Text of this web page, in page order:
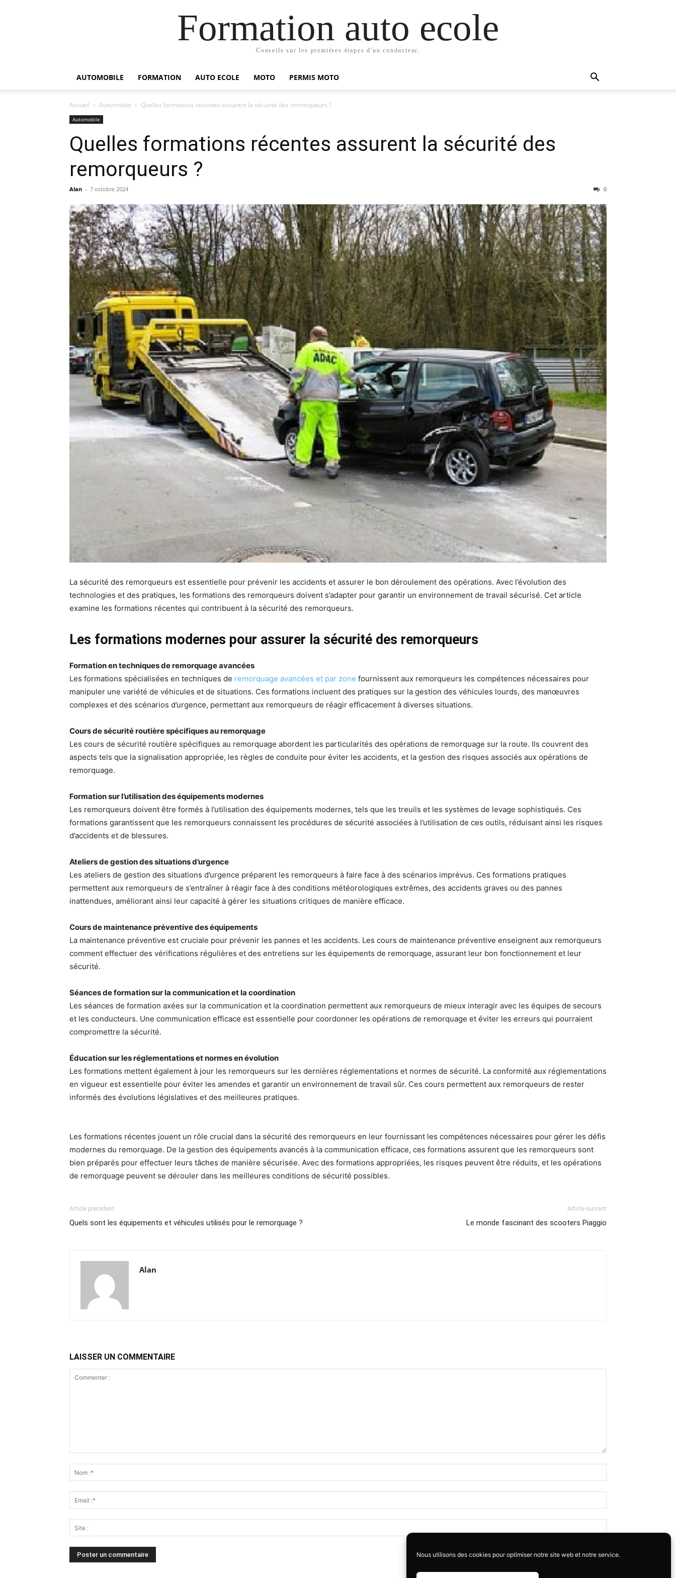
Nous utilisons des cookies pour optimiser notre site web et notre service.
Formation auto ecole
Conseils sur les premières étapes d'un conducteur.
AUTOMOBILE FORMATION AUTO ECOLE MOTO PERMIS MOTO
Accueil Automobile Quelles formations récentes assurent la sécurité des remorqueurs ?
Automobile
Quelles formations récentes assurent la sécurité des
remorqueurs ?
Alan - 7 octobre 2024 0
La sécurité des remorqueurs est essentielle pour prévenir les accidents et assurer le bon déroulement des opérations. Avec l’évolution des
technologies et des pratiques, les formations des remorqueurs doivent s’adapter pour garantir un environnement de travail sécurisé. Cet article
examine les formations récentes qui contribuent à la sécurité des remorqueurs.
Les formations modernes pour assurer la sécurité des remorqueurs
Formation en techniques de remorquage avancées
Les formations spécialisées en techniques de remorquage avancées et par zone fournissent aux remorqueurs les compétences nécessaires pour
manipuler une variété de véhicules et de situations. Ces formations incluent des pratiques sur la gestion des véhicules lourds, des manœuvres
complexes et des scénarios d’urgence, permettant aux remorqueurs de réagir efficacement à diverses situations.
Cours de sécurité routière spécifiques au remorquage
Les cours de sécurité routière spécifiques au remorquage abordent les particularités des opérations de remorquage sur la route. Ils couvrent des
aspects tels que la signalisation appropriée, les règles de conduite pour éviter les accidents, et la gestion des risques associés aux opérations de
remorquage.
Formation sur l’utilisation des équipements modernes
Les remorqueurs doivent être formés à l’utilisation des équipements modernes, tels que les treuils et les systèmes de levage sophistiqués. Ces
formations garantissent que les remorqueurs connaissent les procédures de sécurité associées à l’utilisation de ces outils, réduisant ainsi les risques
d’accidents et de blessures.
Ateliers de gestion des situations d’urgence
Les ateliers de gestion des situations d’urgence préparent les remorqueurs à faire face à des scénarios imprévus. Ces formations pratiques
permettent aux remorqueurs de s’entraîner à réagir face à des conditions météorologiques extrêmes, des accidents graves ou des pannes
inattendues, améliorant ainsi leur capacité à gérer les situations critiques de manière efficace.
Cours de maintenance préventive des équipements
La maintenance préventive est cruciale pour prévenir les pannes et les accidents. Les cours de maintenance préventive enseignent aux remorqueurs
comment effectuer des vérifications régulières et des entretiens sur les équipements de remorquage, assurant leur bon fonctionnement et leur
sécurité.
Séances de formation sur la communication et la coordination
Les séances de formation axées sur la communication et la coordination permettent aux remorqueurs de mieux interagir avec les équipes de secours
et les conducteurs. Une communication efficace est essentielle pour coordonner les opérations de remorquage et éviter les erreurs qui pourraient
compromettre la sécurité.
Éducation sur les réglementations et normes en évolution
Les formations mettent également à jour les remorqueurs sur les dernières réglementations et normes de sécurité. La conformité aux réglementations
en vigueur est essentielle pour éviter les amendes et garantir un environnement de travail sûr. Ces cours permettent aux remorqueurs de rester
informés des évolutions législatives et des meilleures pratiques.
Les formations récentes jouent un rôle crucial dans la sécurité des remorqueurs en leur fournissant les compétences nécessaires pour gérer les défis
modernes du remorquage. De la gestion des équipements avancés à la communication efficace, ces formations assurent que les remorqueurs sont
bien préparés pour effectuer leurs tâches de manière sécurisée. Avec des formations appropriées, les risques peuvent être réduits, et les opérations
de remorquage peuvent se dérouler dans les meilleures conditions de sécurité possibles.
Article précédent
Quels sont les équipements et véhicules utilisés pour le remorquage ?
Article suivant
Le monde fascinant des scooters Piaggio
Alan
LAISSER UN COMMENTAIRE